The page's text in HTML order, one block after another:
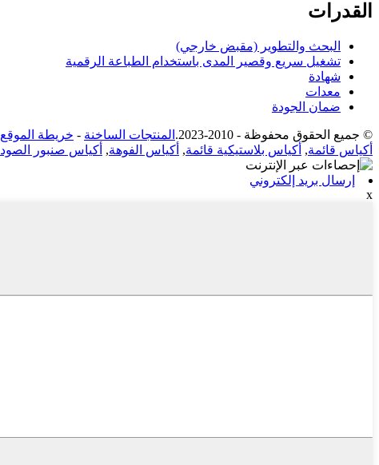
القدرات
البحث والتطوير (مقبض خارجي)
تشغيل سريع وقصير المدى باستخدام الطباعة الرقمية
شهادة
معدات
ضمان الجودة
© جميع الحقوق محفوظة - 2010-2023. المنتجات الساخنة - خريطة الموقع
أكياس قائمة, أكياس بلاستيكية قائمة, أكياس الفوهة, أكياس صنبور الصودا
إرسال بريد إلكتروني
x